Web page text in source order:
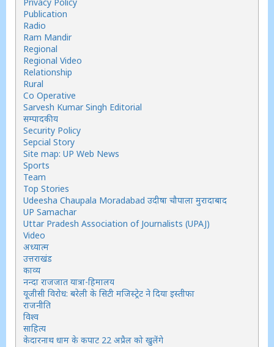
Publication
Radio
Ram Mandir
Regional
Regional Video
Relationship
Rural
Co Operative
Sarvesh Kumar Singh Editorial
सम्पादकीय
Security Policy
Sepcial Story
Site map: UP Web News
Sports
Team
Top Stories
Udeesha Chaupala Moradabad उदीषा चौपाला मुरादाबाद
UP Samachar
Uttar Pradesh Association of Journalists (UPAJ)
Video
अध्यात्म
उत्तराखंड
काव्य
नन्दा राजजात यात्रा-हिमालय
यूजीसी विरोध: बरेली के सिटी मजिस्ट्रेट ने दिया इस्तीफा
राजनीति
विश्व
साहित्य
केदारनाथ धाम के कपाट 22 अप्रैल को खुलेंगे